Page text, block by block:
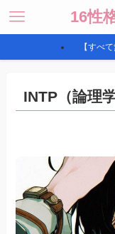
16性
【すべ
INTP（論理学